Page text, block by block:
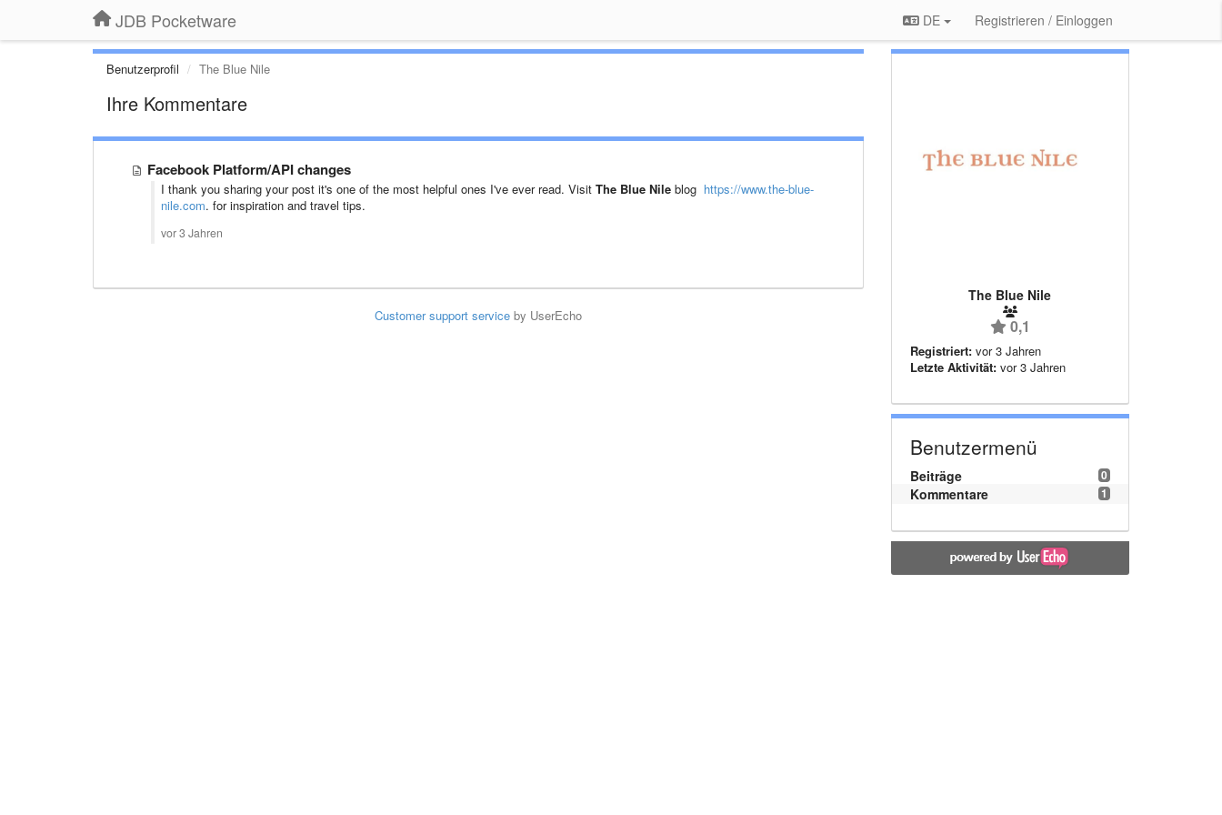
JDB Pocketware DE Registrieren / Einloggen
Benutzerprofil The Blue Nile
Ihre Kommentare
Facebook Platform/API changes
I thank you sharing your post it's one of the most helpful ones I've ever read. Visit The Blue Nile blog https://www.the-blue-
nile.com. for inspiration and travel tips.
vor 3 Jahren
Customer support serviceby UserEcho
The Blue Nile
0,1
Registriert: vor 3 Jahren
Letzte Aktivität: vor 3 Jahren
Benutzermenü
0
Beiträge
1
Kommentare